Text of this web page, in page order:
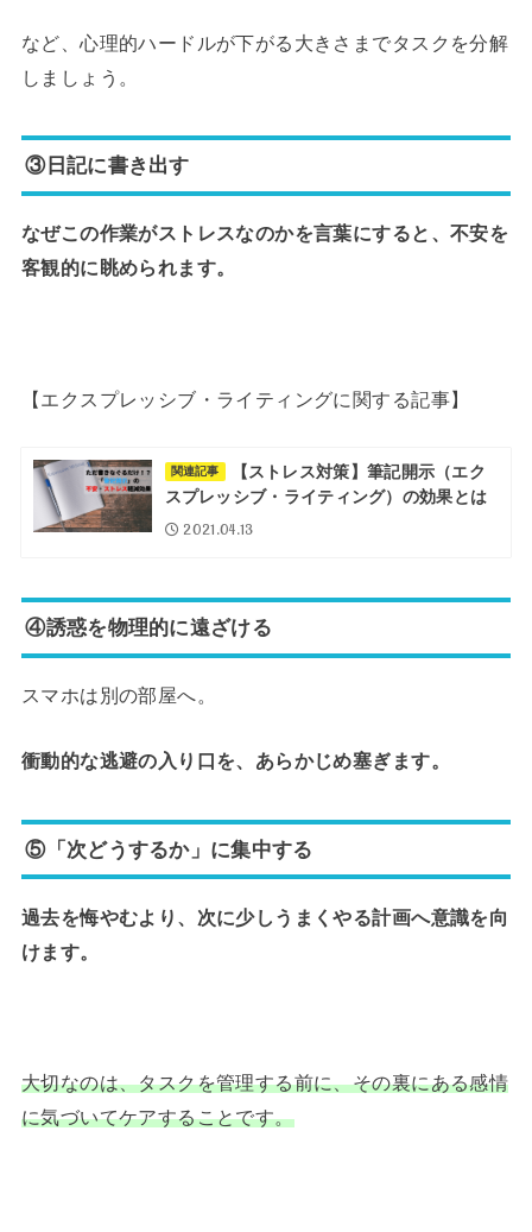
など、心理的ハードルが下がる大きさまでタスクを分解
しましょう。
③日記に書き出す
なぜこの作業がストレスなのかを言葉にすると、不安を
客観的に眺められます。
【エクスプレッシブ・ライティングに関する記事】
関連記事
【ストレス対策】筆記開示（エク
スプレッシブ・ライティング）の効果とは
2021.04.13
④誘惑を物理的に遠ざける
スマホは別の部屋へ。
衝動的な逃避の入り口を、あらかじめ塞ぎます。
⑤「次どうするか」に集中する
過去を悔やむより、次に少しうまくやる計画へ意識を向
けます。
大切なのは、タスクを管理する前に、その裏にある感情
に気づいてケアすることです。